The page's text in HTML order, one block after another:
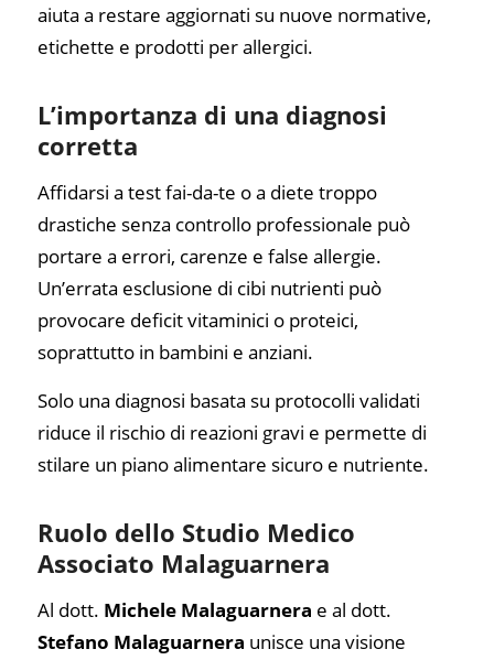
aiuta a restare aggiornati su nuove normative,
etichette e prodotti per allergici.
L’importanza di una diagnosi
corretta
Affidarsi a test fai-da-te o a diete troppo
drastiche senza controllo professionale può
portare a errori, carenze e false allergie.
Un’errata esclusione di cibi nutrienti può
provocare deficit vitaminici o proteici,
soprattutto in bambini e anziani.
Solo una diagnosi basata su protocolli validati
riduce il rischio di reazioni gravi e permette di
stilare un piano alimentare sicuro e nutriente.
Ruolo dello Studio Medico
Associato Malaguarnera
Al dott. Michele Malaguarnera e al dott.
Stefano Malaguarnera unisce una visione